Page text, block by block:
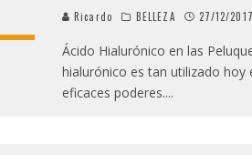
Ricardo BELLEZA 27/12/2017
Ácido Hialurónico en las
hialurónico es tan utilizado hoy
eficaces poderes....